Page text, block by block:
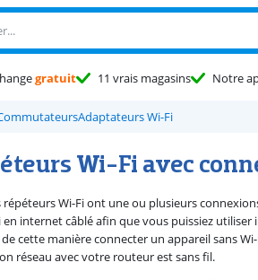
gratuit 11 vrais magasins Notre
Adaptateurs Wi-Fi
Wi-Fi avec
répéteurs Wi-Fi ont une ou plusieurs
internet câblé afin que vous puissiez
cette manière connecter un appareil sans
réseau avec votre routeur est sans fil.